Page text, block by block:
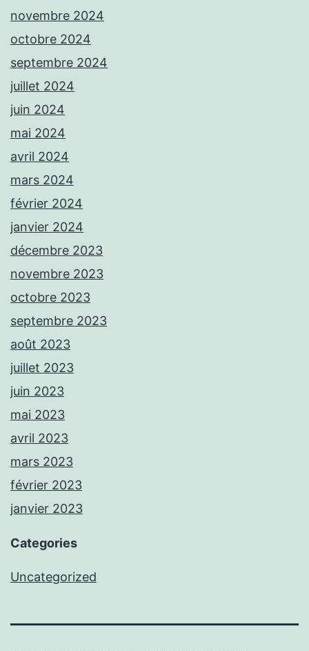
novembre 2024
octobre 2024
septembre 2024
juillet 2024
juin 2024
mai 2024
avril 2024
mars 2024
février 2024
janvier 2024
décembre 2023
novembre 2023
octobre 2023
septembre 2023
août 2023
juillet 2023
juin 2023
mai 2023
avril 2023
mars 2023
février 2023
janvier 2023
Categories
Uncategorized